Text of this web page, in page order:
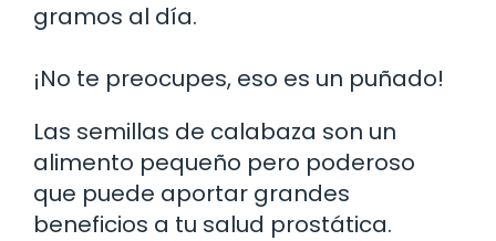
gramos al día.
¡No te preocupes, eso es un puñado!
Las semillas de calabaza son un
alimento pequeño pero poderoso
que puede aportar grandes
beneficios a tu salud prostática.